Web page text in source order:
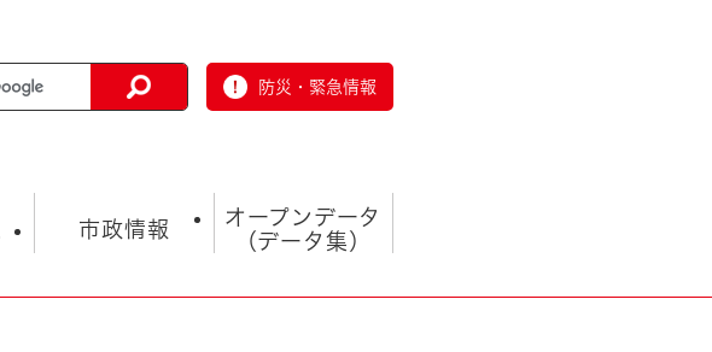
防災・緊急情報
市政情報
オープンデータ
（データ集）